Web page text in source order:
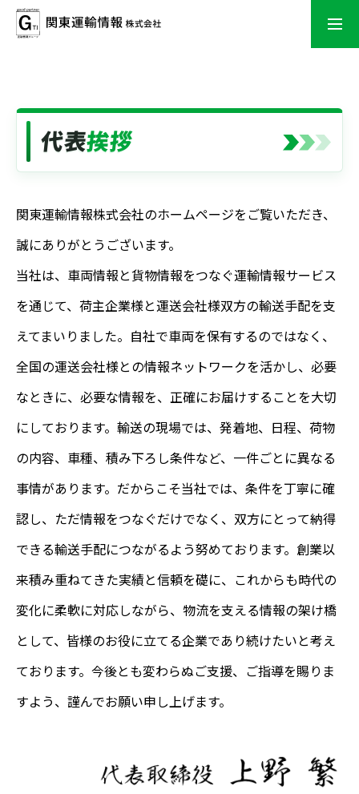
車両をお探しの方へ
貨物をお探しの方へ
選ばれる理由
会社案内
無料相談・お問い合わせ
代表挨拶
関東運輸情報株式会社のホームページをご覧いただき、
誠にありがとうございます。
当社は、車両情報と貨物情報をつなぐ運輸情報サービス
を通じて、荷主企業様と運送会社様双方の輸送手配を支
えてまいりました。自社で車両を保有するのではなく、
全国の運送会社様との情報ネットワークを活かし、必要
なときに、必要な情報を、正確にお届けすることを大切
にしております。輸送の現場では、発着地、日程、荷物
の内容、車種、積み下ろし条件など、一件ごとに異なる
事情があります。だからこそ当社では、条件を丁寧に確
認し、ただ情報をつなぐだけでなく、双方にとって納得
できる輸送手配につながるよう努めております。創業以
来積み重ねてきた実績と信頼を礎に、これからも時代の
変化に柔軟に対応しながら、物流を支える情報の架け橋
として、皆様のお役に立てる企業であり続けたいと考え
ております。今後とも変わらぬご支援、ご指導を賜りま
すよう、謹んでお願い申し上げます。